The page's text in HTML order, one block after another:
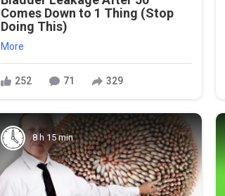
Comes Down to 1 Thing (Stop
Doing This)
More
252 71 329
8 h 15 min